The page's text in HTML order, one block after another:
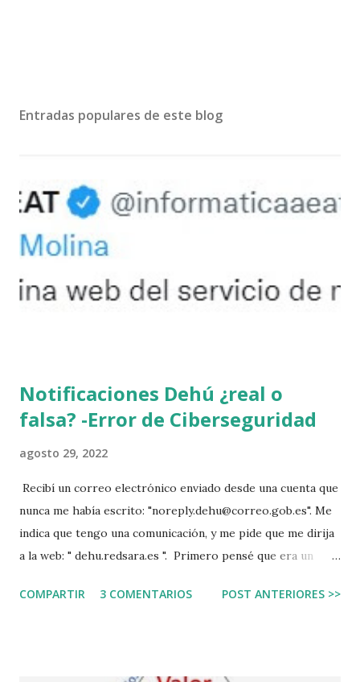
Entradas populares de este blog
Notificaciones Dehú ¿real o
falsa? -Error de Ciberseguridad
agosto 29, 2022
Recibí un correo electrónico enviado desde una cuenta que
nunca me había escrito: "noreply.dehu@correo.gob.es". Me
indica que tengo una comunicación, y me pide que me dirija
a la web: " dehu.redsara.es ". Primero pensé que era un
principalmente si lo recibes desde un email que jamás te ha
COMPARTIR 3 COMENTARIOS POST ANTERIORES >>